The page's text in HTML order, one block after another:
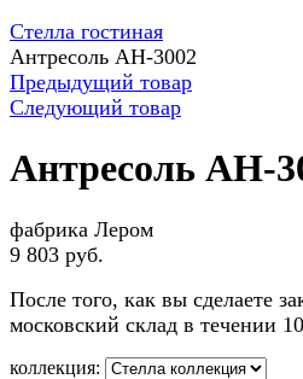
Стелла гостиная
Антресоль АН-3002
Предыдущий товар
Следующий товар
Антресоль АН-
фабрика Лером
9 803 руб.
После того, как вы сделаете
московский склад в течении
коллекция: